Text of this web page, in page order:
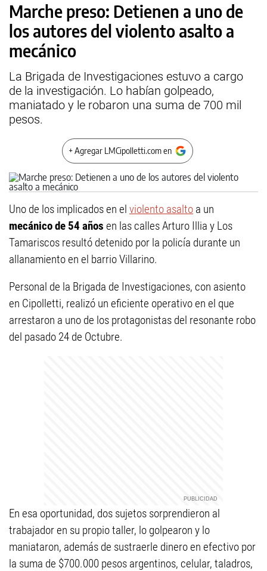
Marche preso: Detienen a uno de
los autores del violento asalto a
mecánico
La Brigada de Investigaciones estuvo a cargo
de la investigación. Lo habían golpeado,
maniatado y le robaron una suma de 700 mil
pesos.
+ Agregar LMCipolletti.com en
Uno de los implicados en el violento asalto a un
mecánico de 54 años en las calles Arturo Illia y Los
Tamariscos resultó detenido por la policía durante un
allanamiento en el barrio Villarino.
Personal de la Brigada de Investigaciones, con asiento
en Cipolletti, realizó un eficiente operativo en el que
arrestaron a uno de los protagonistas del resonante robo
del pasado 24 de Octubre.
En esa oportunidad, dos sujetos sorprendieron al
trabajador en su propio taller, lo golpearon y lo
maniataron, además de sustraerle dinero en efectivo por
la suma de $700.000 pesos argentinos, celular, taladros,